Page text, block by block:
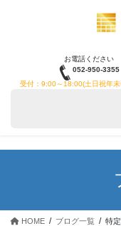
お電話ください
052-950-3355
受付：9:00～18:00(土日祝年
HOME ブログ一覧 特